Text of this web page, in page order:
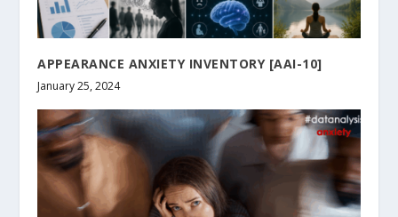
APPEARANCE ANXIETY INVENTORY [ΑΑΙ-10]
January 25, 2024